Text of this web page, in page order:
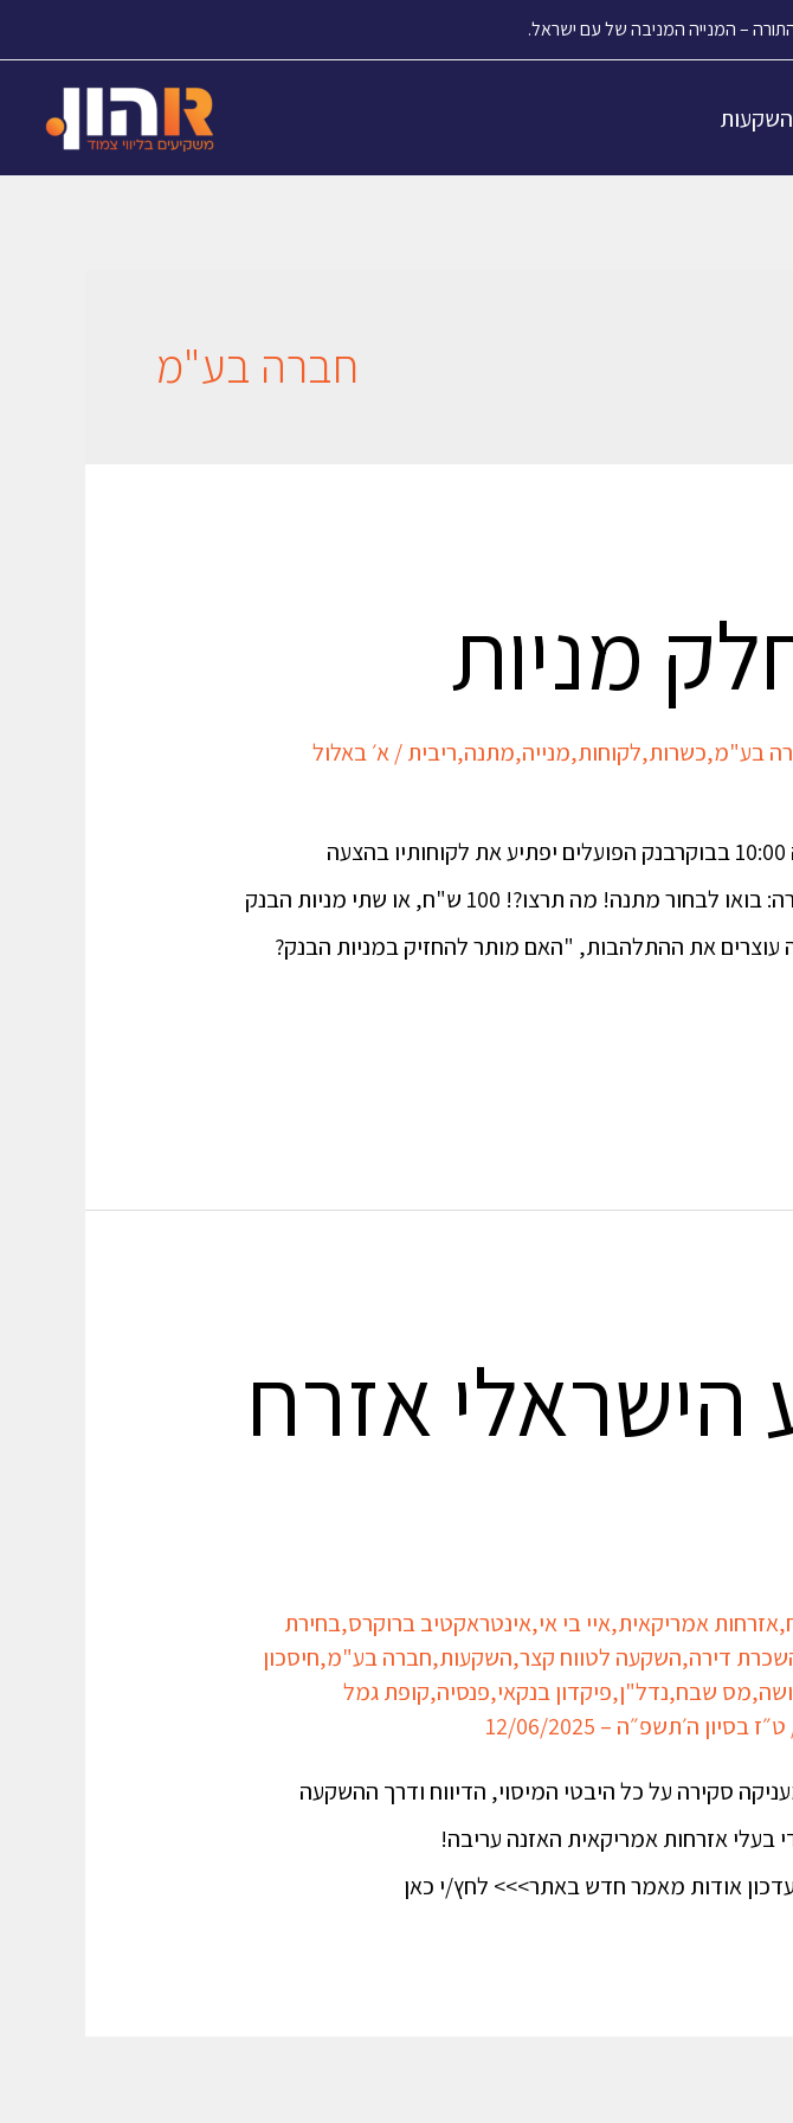
– המנייה המניבה של עם ישראל.
חברה בע"מ
מניות
בע"מ,כשרות,לקוחות,מנייה,מתנה,ריבית/א׳ באלול
בנק הפועלים מחלק מניות מחר יום שלישי ב' אלול תשפ"ה בשעה 10:00 בבוקרבנק הפועלים יפתיע את לקוחותיו בהצעה
יחודית.באזור האישי של הבנק תמתין ללקוחות הבנק מתנה לבחירה: בואו לבחור מתנה! מה תרצו?! 100 ש"ח, או שתי מניות הבנק
את ההתלהבות, "האם מותר להחזיק במניות הבנק?
אזרח
,אזרחות אמריקאית,איי בי אי,אינטראקטיב ברוקרס,בחירת
דירה,השקעה לטווח קצר,השקעות,חברה בע"מ,חיסכון
,מס שבח,נדל"ן,פיקדון בנקאי,פנסיה,קופת גמל
ט״ז בסיון ה׳תשפ״ה – 12/06/2025
סקירה על כל היבטי המיסוי, הדיווח ודרך ההשקעה
בעלי אזרחות אמריקאית האזנה עריבה!